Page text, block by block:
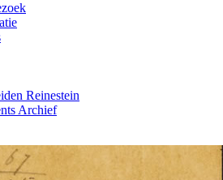
Reinestein
Archief